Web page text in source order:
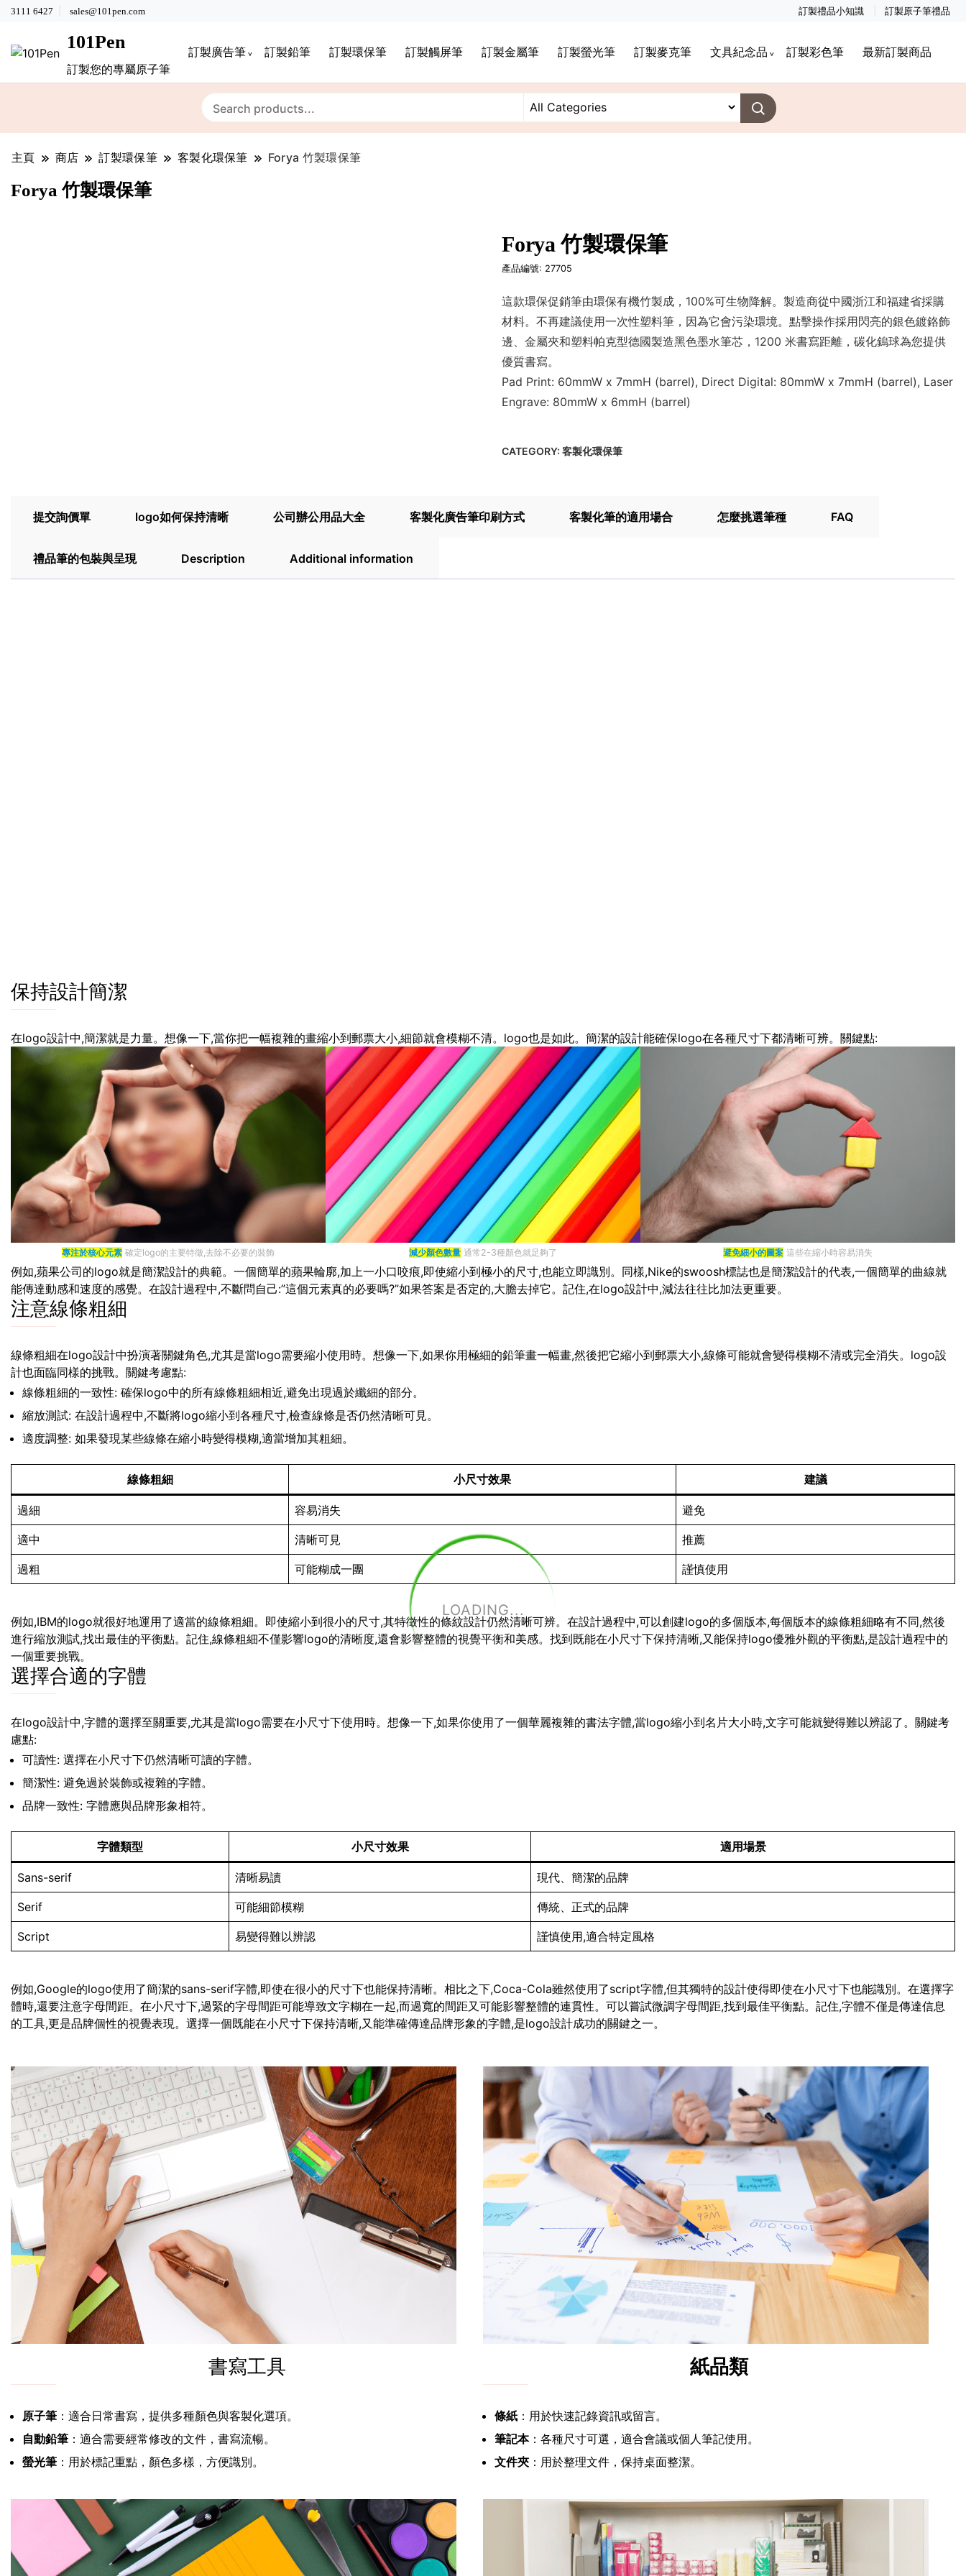
3111 6427 sales@101pen.com 訂製禮品小知識 訂製原子筆禮品
101Pen
訂製您的專屬原子筆
訂製廣告筆 訂製鉛筆 訂製環保筆 訂製觸屏筆 訂製金屬筆 訂製螢光筆 訂製麥克筆 文具紀念品 訂製彩色筆 最新訂製商品
主頁 商店 訂製環保筆 客製化環保筆 Forya 竹製環保筆
Forya 竹製環保筆
LOADING...
Forya 竹製環保筆
產品編號: 27705
這款環保促銷筆由環保有機竹製成，100%可生物降解。製造商從中國浙江和福建省採購
材料。不再建議使用一次性塑料筆，因為它會污染環境。點擊操作採用閃亮的銀色鍍鉻飾
邊、金屬夾和塑料帕克型德國製造黑色墨水筆芯，1200 米書寫距離，碳化鎢球為您提供
優質書寫。
Pad Print: 60mmW x 7mmH (barrel), Direct Digital: 80mmW x 7mmH (barrel), Laser
Engrave: 80mmW x 6mmH (barrel)
CATEGORY:客製化環保筆
提交詢價單 logo如何保持清晰 公司辦公用品大全 客製化廣告筆印刷方式 客製化筆的適用場合 怎麼挑選筆種 FAQ
禮品筆的包裝與呈現 Description Additional information
保持設計簡潔
在logo設計中,簡潔就是力量。想像一下,當你把一幅複雜的畫縮小到郵票大小,細節就會模糊不清。logo也是如此。簡潔的設計能確保logo在各種尺寸下都清晰可辨。關鍵點:
專注於核心元素 確定logo的主要特徵,去除不必要的裝飾 減少顏色數量 通常2-3種顏色就足夠了 避免細小的圖案 這些在縮小時容易消失
例如,蘋果公司的logo就是簡潔設計的典範。一個簡單的蘋果輪廓,加上一小口咬痕,即使縮小到極小的尺寸,也能立即識別。同樣,Nike的swoosh標誌也是簡潔設計的代表,一個簡單的曲線就
能傳達動感和速度的感覺。在設計過程中,不斷問自己:”這個元素真的必要嗎?”如果答案是否定的,大膽去掉它。記住,在logo設計中,減法往往比加法更重要。
注意線條粗細
線條粗細在logo設計中扮演著關鍵角色,尤其是當logo需要縮小使用時。想像一下,如果你用極細的鉛筆畫一幅畫,然後把它縮小到郵票大小,線條可能就會變得模糊不清或完全消失。logo設
計也面臨同樣的挑戰。關鍵考慮點:
線條粗細的一致性: 確保logo中的所有線條粗細相近,避免出現過於纖細的部分。
縮放測試: 在設計過程中,不斷將logo縮小到各種尺寸,檢查線條是否仍然清晰可見。
適度調整: 如果發現某些線條在縮小時變得模糊,適當增加其粗細。
線條粗細 小尺寸效果 建議
過細 容易消失 避免
適中 清晰可見 推薦
過粗 可能糊成一團 謹慎使用
例如,IBM的logo就很好地運用了適當的線條粗細。即使縮小到很小的尺寸,其特徵性的條紋設計仍然清晰可辨。在設計過程中,可以創建logo的多個版本,每個版本的線條粗細略有不同,然後
進行縮放測試,找出最佳的平衡點。記住,線條粗細不僅影響logo的清晰度,還會影響整體的視覺平衡和美感。找到既能在小尺寸下保持清晰,又能保持logo優雅外觀的平衡點,是設計過程中的
一個重要挑戰。
選擇合適的字體
在logo設計中,字體的選擇至關重要,尤其是當logo需要在小尺寸下使用時。想像一下,如果你使用了一個華麗複雜的書法字體,當logo縮小到名片大小時,文字可能就變得難以辨認了。關鍵考
慮點:
可讀性: 選擇在小尺寸下仍然清晰可讀的字體。
簡潔性: 避免過於裝飾或複雜的字體。
品牌一致性: 字體應與品牌形象相符。
字體類型 小尺寸效果 適用場景
Sans-serif 清晰易讀 現代、簡潔的品牌
Serif 可能細節模糊 傳統、正式的品牌
Script 易變得難以辨認 謹慎使用,適合特定風格
例如,Google的logo使用了簡潔的sans-serif字體,即使在很小的尺寸下也能保持清晰。相比之下,Coca-Cola雖然使用了script字體,但其獨特的設計使得即使在小尺寸下也能識別。在選擇字
體時,還要注意字母間距。在小尺寸下,過緊的字母間距可能導致文字糊在一起,而過寬的間距又可能影響整體的連貫性。可以嘗試微調字母間距,找到最佳平衡點。記住,字體不僅是傳達信息
的工具,更是品牌個性的視覺表現。選擇一個既能在小尺寸下保持清晰,又能準確傳達品牌形象的字體,是logo設計成功的關鍵之一。
書寫工具
原子筆 ：適合日常書寫，提供多種顏色與客製化選項。
自動鉛筆 ：適合需要經常修改的文件，書寫流暢。
螢光筆 ：用於標記重點，顏色多樣，方便識別。
紙品類
條紙 ：用於快速記錄資訊或留言。
筆記本：各種尺寸可選，適合會議或個人筆記使用。
文件夾 ：用於整理文件，保持桌面整潔。